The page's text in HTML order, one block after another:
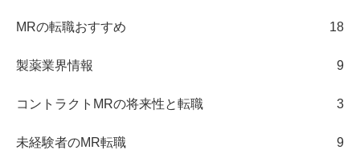
MRの転職おすすめ 18
製薬業界情報 9
コントラクトMRの将来性と転職 3
未経験者のMR転職 9